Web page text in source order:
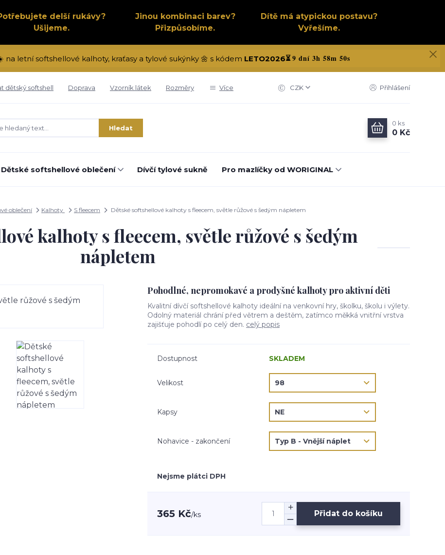
delší rukávy?
Ušijeme.
Jinou kombinaci barev?
Přizpůsobíme.
Dítě má atypickou postavu?
Vyřešíme.
na letní softshellové kalhoty, kraťasy a tylové sukýnky 🌼 s kódem LETO2026⏳9 dní 3h 58m 49s
dětský softshell Doprava Vzorník látek Rozměry Více CZK Přihlášení
Hledat
0 ks
0 Kč
Dětské softshellové oblečení Dívčí tylové sukně Pro mazlíčky od WORIGINAL
oblečení Kalhoty S fleecem Dětské softshellové kalhoty s fleecem, světle růžové s šedým nápletem
kalhoty s fleecem, světle růžové s šedým
nápletem
Pohodlné, nepromokavé a prodyšné kalhoty pro aktivní děti
Kvalitní dívčí softshellové kalhoty ideální na venkovní hry, školku, školu i výlety.
Odolný materiál chrání před větrem a deštěm, zatímco měkká vnitřní vrstva
zajišťuje pohodlí po celý den. celý popis
Dostupnost SKLADEM
Velikost
Kapsy
Nohavice - zakončení
Nejsme plátci DPH
365 Kč/ks Přidat do košíku